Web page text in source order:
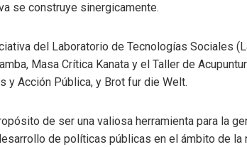
se construye sinergicamente.
del Laboratorio de Tecnologías Sociales
Masa Crítica Kanata y el Taller de
y Acción Pública, y Brot fur die Welt.
de ser una valiosa herramienta para la
de políticas públicas en el ámbito de la